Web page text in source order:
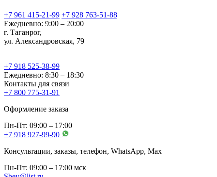
+7 961 415-21-99 +7 928 763-51-88
Ежедневно: 9:00 – 20:00
г. Таганрог,
ул. Александровская, 79
+7 918 525-38-99
Ежедневно: 8:30 – 18:30
Контакты для связи
+7 800 775-31-91
Оформление заказа
Пн-Пт: 09:00 – 17:00
+7 918 927-99-90
Консультации, заказы, телефон, WhatsApp, Мах
Пн-Пт: 09:00 – 17:00 мск